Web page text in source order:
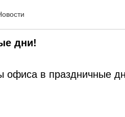
дни!
офиса в праздничные